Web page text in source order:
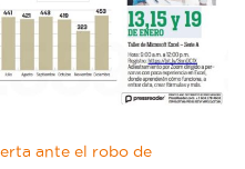
ante el robo de